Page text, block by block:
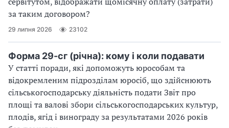
за таким договором?
29 липня 2026 23102
Форма 29-сг (річна): кому і коли подавати
У статті поради, які допоможуть юрособам та
відокремленим підрозділам юросіб, що здійснюють
сільськогосподарську діяльність подати Звіт про
площі та валові збори сільськогосподарських культур,
плодів, ягід і винограду за результатами 2026 років